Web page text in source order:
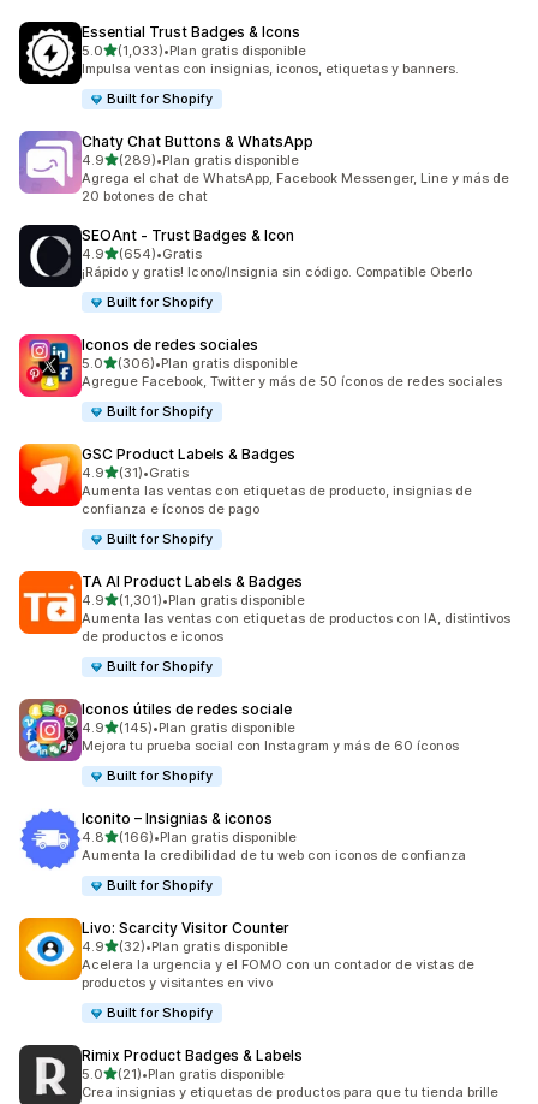
Essential Trust Badges & Icons
5.0de 5 estrellas
(1,033)
1033 reseñas en total
•Plan gratis disponible
Impulsa ventas con insignias, iconos, etiquetas y banners.
Built for Shopify
Chaty Chat Buttons & WhatsApp
4.9de 5 estrellas
(289)
289 reseñas en total
•Plan gratis disponible
Agrega el chat de WhatsApp, Facebook Messenger, Line y más de
20 botones de chat
SEOAnt ‑ Trust Badges & Icon
4.9de 5 estrellas
(654)
654 reseñas en total
•Gratis
¡Rápido y gratis! Icono/Insignia sin código. Compatible Oberlo
Built for Shopify
Iconos de redes sociales
5.0de 5 estrellas
(306)
306 reseñas en total
•Plan gratis disponible
Agregue Facebook, Twitter y más de 50 íconos de redes sociales
Built for Shopify
GSC Product Labels & Badges
4.9de 5 estrellas
(31)
31 reseñas en total
•Gratis
Aumenta las ventas con etiquetas de producto, insignias de
confianza e íconos de pago
Built for Shopify
TA AI Product Labels & Badges
4.9de 5 estrellas
(1,301)
1301 reseñas en total
•Plan gratis disponible
Aumenta las ventas con etiquetas de productos con IA, distintivos
de productos e iconos
Built for Shopify
Iconos útiles de redes sociale
4.9de 5 estrellas
(145)
145 reseñas en total
•Plan gratis disponible
Mejora tu prueba social con Instagram y más de 60 íconos
Built for Shopify
Iconito – Insignias & iconos
4.8de 5 estrellas
(166)
166 reseñas en total
•Plan gratis disponible
Aumenta la credibilidad de tu web con iconos de confianza
Built for Shopify
Livo: Scarcity Visitor Counter
4.9de 5 estrellas
(32)
32 reseñas en total
•Plan gratis disponible
Acelera la urgencia y el FOMO con un contador de vistas de
productos y visitantes en vivo
Built for Shopify
Rimix Product Badges & Labels
5.0de 5 estrellas
(21)
21 reseñas en total
•Plan gratis disponible
Crea insignias y etiquetas de productos para que tu tienda brille